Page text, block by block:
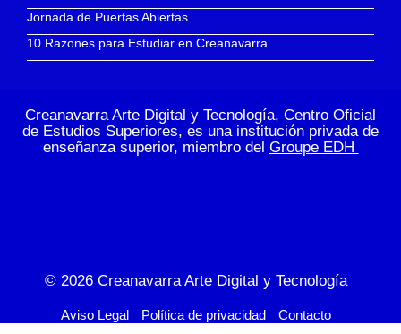
Jornada de Puertas Abiertas
10 Razones para Estudiar en Creanavarra
Creanavarra Arte Digital y Tecnología, Centro Oficial
de Estudios Superiores, es una institución privada de
enseñanza superior, miembro del Groupe EDH
© 2026 Creanavarra Arte Digital y Tecnología
Aviso Legal Política de privacidad Contacto